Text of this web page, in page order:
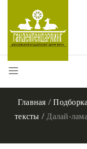
Главная /
тексты /Далай-